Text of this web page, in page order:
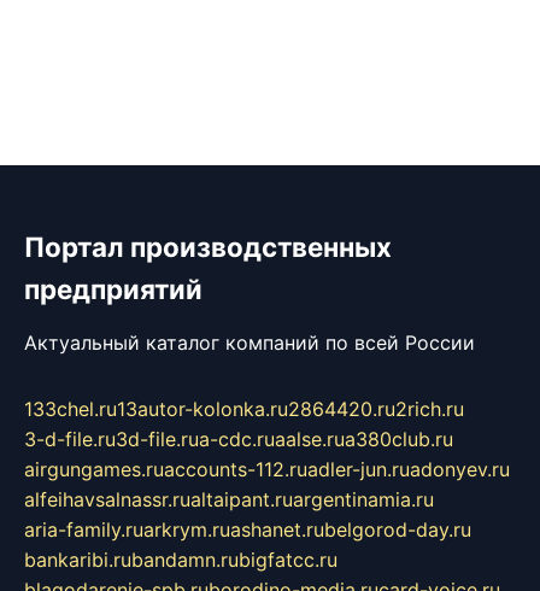
Портал производственных
предприятий
Актуальный каталог компаний по всей России
133chel.ru13autor-kolonka.ru2864420.ru2rich.ru
3-d-file.ru3d-file.rua-cdc.ruaalse.rua380club.ru
airgungames.ruaccounts-112.ruadler-jun.ruadonyev.ru
alfeihavsalnassr.rualtaipant.ruargentinamia.ru
aria-family.ruarkrym.ruashanet.rubelgorod-day.ru
bankaribi.rubandamn.rubigfatcc.ru